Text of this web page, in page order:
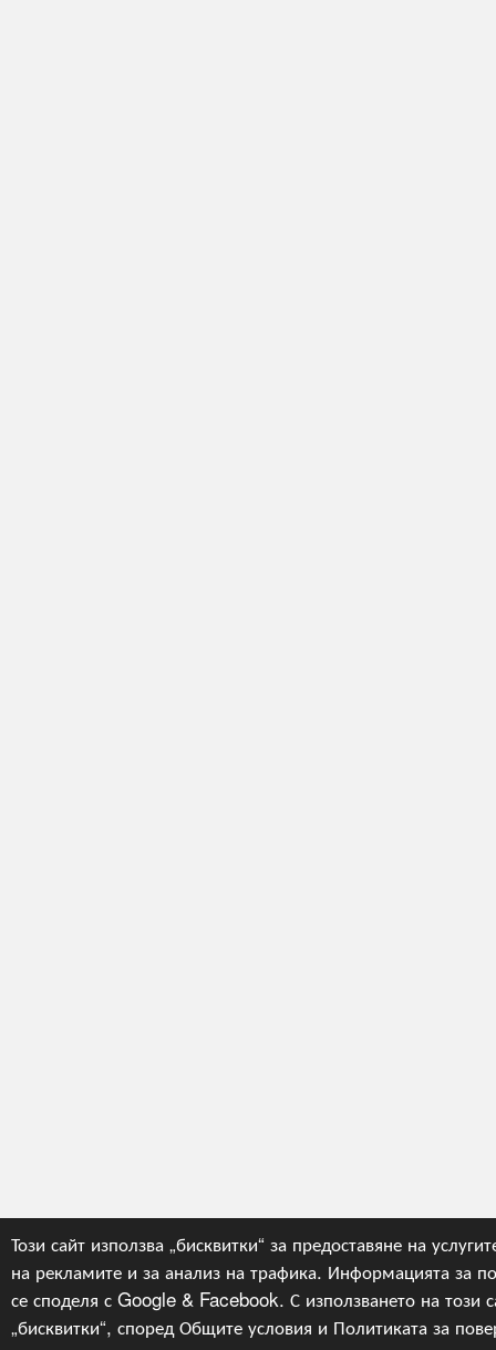
Този сайт използва „бисквитки“ за предоставяне на
на рекламите и за анализ на трафика. Информацията за
се споделя с Google & Facebook. С използването на този
„бисквитки“, споредОбщите условия и Политиката за